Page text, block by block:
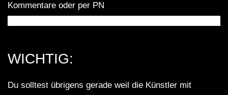
LOVE TRIBETEKK • ♥💀♥ • [S.M.] •
Kommentare oder per PN
WICHTIG:
Du solltest übrigens gerade weil die Künstler mit